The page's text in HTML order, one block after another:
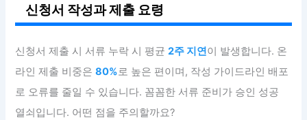
신청서 작성과 제출 요령
신청서 제출 시 서류 누락 시 평균2주 지연이 발생합니다. 온
라인 제출 비중은80%로 높은 편이며, 작성 가이드라인 배포
로 오류를 줄일 수 있습니다. 꼼꼼한 서류 준비가 승인 성공
열쇠입니다. 어떤 점을 주의할까요?